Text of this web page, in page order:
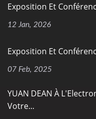
Exposition Et
12 Jan, 2026
Exposition Et
07 Feb, 2025
YUAN DEAN À
Votre...